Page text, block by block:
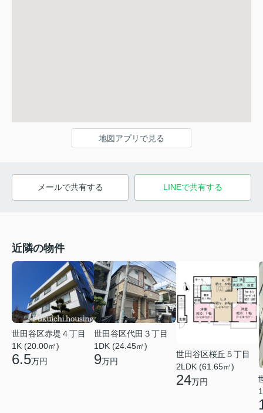
地図アプリで見る
メールで共有する LINEで共有する
近隣の物件
世田谷区赤堤４丁目
1K (20.00㎡)
6.5万円
世田谷区代田３丁目
1DK (24.45㎡)
9万円
世田谷区桜丘５丁目
2LDK (61.65㎡)
24万円